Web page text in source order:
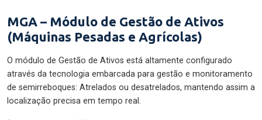
MGA – Módulo de Gestão de Ativos
(Máquinas Pesadas e Agrícolas)
O módulo de Gestão de Ativos está altamente configurado
através da tecnologia embarcada para gestão e monitoramento
de semirreboques: Atrelados ou desatrelados, mantendo assim a
localização precisa em tempo real.